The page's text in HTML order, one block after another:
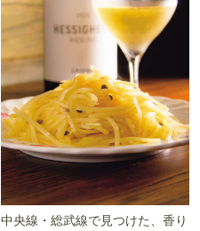
中央線・総武線で見つけた、香り